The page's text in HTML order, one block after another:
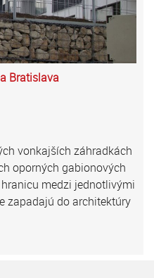
Bratislava
vonkajších záhradkách
oporných gabionových
medzi jednotlivými
zapadajú do architektúry